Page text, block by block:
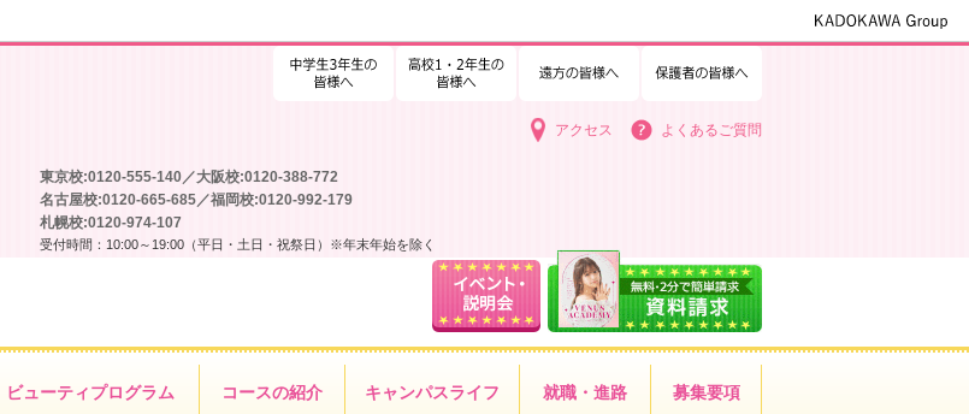
遠方の皆様へ
中学3年生の皆様へ
高校1・2年生の皆様へ
よくあるご質問
アクセス
東京校:0120-555-140／大阪校:0120-388-772
名古屋校:0120-665-685／福岡校:0120-992-179
札幌校:0120-974-107
受付時間：10:00～19:00（平日・土日・祝祭日）※年末年始を除く
ビューティプログラム コースの紹介 キャンパスライフ 就職・進路 募集要項